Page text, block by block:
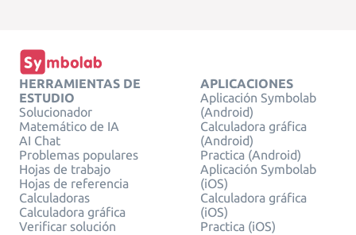
HERRAMIENTAS DE
ESTUDIO
Solucionador
Matemático de IA
AI Chat
Problemas populares
Hojas de trabajo
Hojas de referencia
Calculadoras
Calculadora gráfica
Verificar solución
APLICACIONES
Aplicación Symbolab
(Android)
Calculadora gráfica
(Android)
Practica (Android)
Aplicación Symbolab
(iOS)
Calculadora gráfica
(iOS)
Practica (iOS)